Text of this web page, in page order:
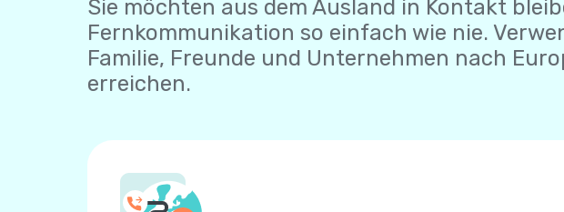
Sie möchten aus dem Ausland in Kontakt
Fernkommunikation so einfach wie nie.
Familie, Freunde und Unternehmen nach
erreichen.